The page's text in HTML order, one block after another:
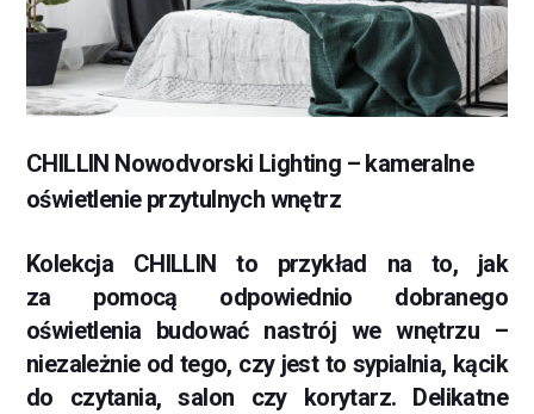
CHILLIN Nowodvorski Lighting – kameralne
oświetlenie przytulnych wnętrz
Kolekcja CHILLIN to przykład na to, jak
za pomocą odpowiednio dobranego
oświetlenia budować nastrój we wnętrzu –
niezależnie od tego, czy jest to sypialnia, kącik
do czytania, salon czy korytarz. Delikatne